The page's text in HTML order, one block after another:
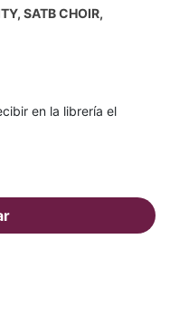
SATB CHOIR,
en la librería el